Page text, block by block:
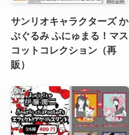
サンリオキャラクターズ か
ぷぐるみ ふにゅまる！マス
コットコレクション（再
販）